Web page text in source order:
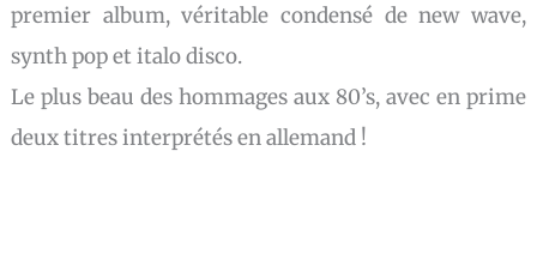
premier album, véritable condensé de new wave,
synth pop et italo disco.
Le plus beau des hommages aux 80’s, avec en prime
deux titres interprétés en allemand !